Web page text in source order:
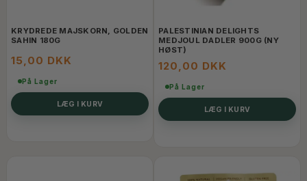
KRYDREDE MAJSKORN, GOLDEN
SAHIN 180G
15,00 DKK
På Lager
LÆG I KURV
PALESTINIAN DELIGHTS
MEDJOUL DADLER 900G (NY
HØST)
120,00 DKK
På Lager
LÆG I KURV